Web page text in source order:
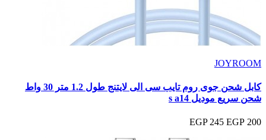
JOYROOM
كابل شحن جوى روم تايب سى الى لايتنج طول 1.2 متر 30 واط
شحن سريع موديل s a14
200 EGP
245 EGP